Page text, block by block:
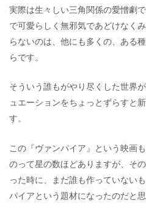
実際は生々しい三角関係の愛憎劇
で可愛らしく無邪気であどけなく
らないのは、他にも多くの、ある
らです。
そういう誰もがやり尽くした世界
ュエーションをちょっとずらすと
す。
この『ヴァンパイア』という映画
のって星の数ほどありますが、そ
った時に、まだ誰も作っていない
パイアという題材になったのだと思